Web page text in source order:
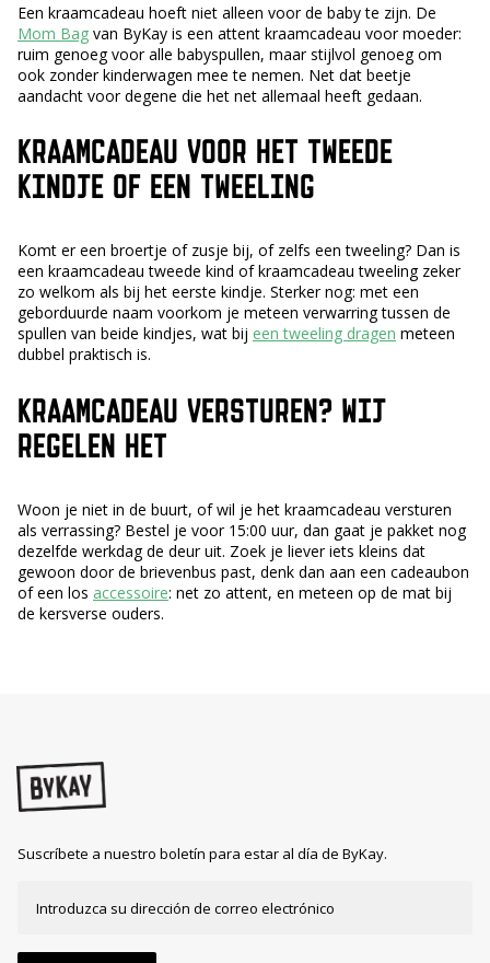
Een kraamcadeau hoeft niet alleen voor de baby te zijn. De
Mom Bag van ByKay is een attent kraamcadeau voor moeder:
ruim genoeg voor alle babyspullen, maar stijlvol genoeg om
ook zonder kinderwagen mee te nemen. Net dat beetje
aandacht voor degene die het net allemaal heeft gedaan.
KRAAMCADEAU VOOR HET TWEEDE
KINDJE OF EEN TWEELING
Komt er een broertje of zusje bij, of zelfs een tweeling? Dan is
een kraamcadeau tweede kind of kraamcadeau tweeling zeker
zo welkom als bij het eerste kindje. Sterker nog: met een
geborduurde naam voorkom je meteen verwarring tussen de
spullen van beide kindjes, wat bij een tweeling dragen meteen
dubbel praktisch is.
KRAAMCADEAU VERSTUREN? WIJ
REGELEN HET
Woon je niet in de buurt, of wil je het kraamcadeau versturen
als verrassing? Bestel je voor 15:00 uur, dan gaat je pakket nog
dezelfde werkdag de deur uit. Zoek je liever iets kleins dat
gewoon door de brievenbus past, denk dan aan een cadeaubon
of een los accessoire: net zo attent, en meteen op de mat bij
de kersverse ouders.
Suscríbete a nuestro boletín para estar al día de ByKay.